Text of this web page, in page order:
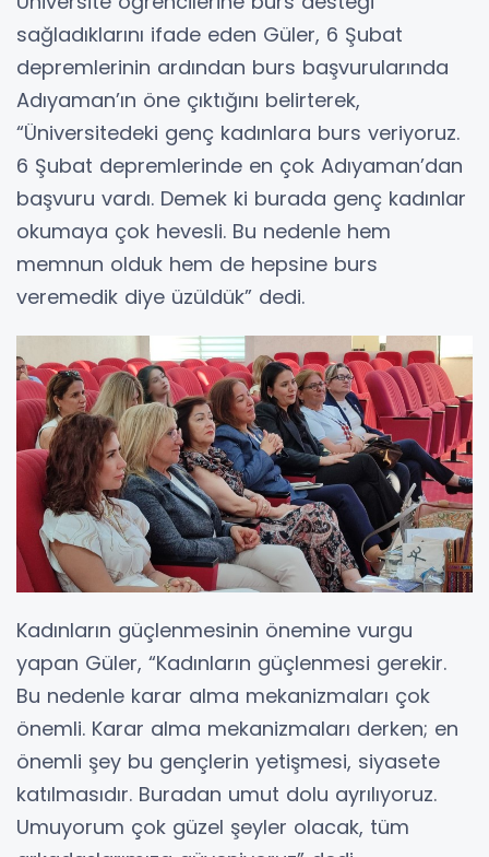
sağladıklarını ifade eden Güler, 6 Şubat
depremlerinin ardından burs başvurularında
Adıyaman’ın öne çıktığını belirterek,
“Üniversitedeki genç kadınlara burs veriyoruz.
6 Şubat depremlerinde en çok Adıyaman’dan
başvuru vardı. Demek ki burada genç kadınlar
okumaya çok hevesli. Bu nedenle hem
memnun olduk hem de hepsine burs
veremedik diye üzüldük” dedi.
Kadınların güçlenmesinin önemine vurgu
yapan Güler, “Kadınların güçlenmesi gerekir.
Bu nedenle karar alma mekanizmaları çok
önemli. Karar alma mekanizmaları derken; en
önemli şey bu gençlerin yetişmesi, siyasete
katılmasıdır. Buradan umut dolu ayrılıyoruz.
Umuyorum çok güzel şeyler olacak, tüm